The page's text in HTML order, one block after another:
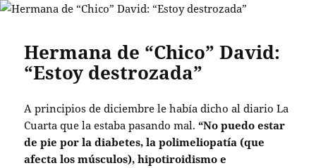
Hermana de “Chico” David:
“Estoy destrozada”
A principios de diciembre le había dicho al diario La
Cuarta que la estaba pasando mal.“No puedo estar
de pie por la diabetes, la polimeliopatía (que
afecta los músculos), hipotiroidismo e